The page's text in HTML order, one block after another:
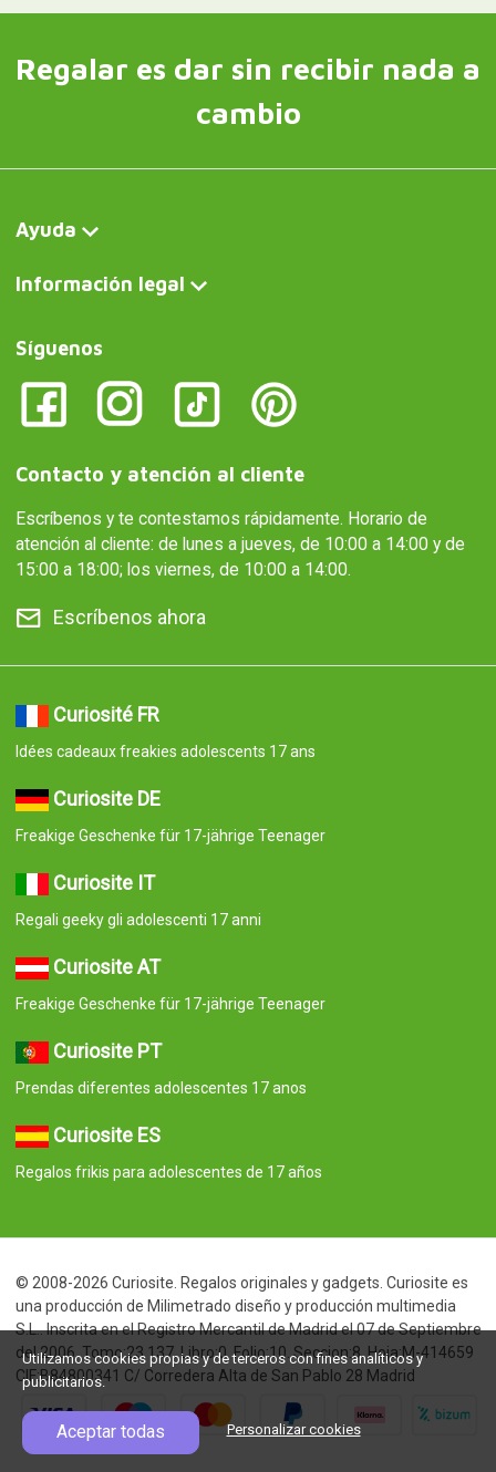
Regalar es dar sin recibir nada a
cambio
Ayuda
Información legal
Síguenos
Contacto y atención al cliente
Escríbenos y te contestamos rápidamente. Horario de
atención al cliente: de lunes a jueves, de 10:00 a 14:00 y de
15:00 a 18:00; los viernes, de 10:00 a 14:00.
Escríbenos ahora
Curiosité FR
Idées cadeaux freakies adolescents 17 ans
Curiosite DE
Freakige Geschenke für 17-jährige Teenager
Curiosite IT
Regali geeky gli adolescenti 17 anni
Curiosite AT
Freakige Geschenke für 17-jährige Teenager
Curiosite PT
Prendas diferentes adolescentes 17 anos
Curiosite ES
Regalos frikis para adolescentes de 17 años
© 2008-2026 Curiosite. Regalos originales y gadgets. Curiosite es
una producción de Milimetrado diseño y producción multimedia
S.L.. Inscrita en el Registro Mercantil de Madrid el 07 de Septiembre
del 2006. Tomo:23.137. Libro:0. Folio:10. Seccion:8. Hoja:M-414659
CIF:B84800341 C/ Corredera Alta de San Pablo 28 Madrid
Utilizamos cookies propias y de terceros con fines analíticos y
publicitarios.
Aceptar todas Personalizar cookies